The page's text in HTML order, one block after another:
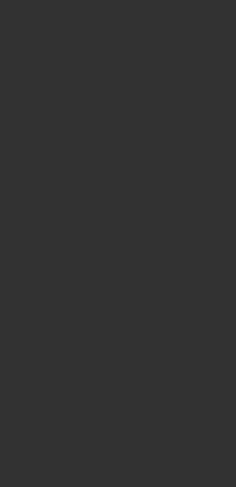
TO SEE MORE OPTIONS
チーク&リップサテン